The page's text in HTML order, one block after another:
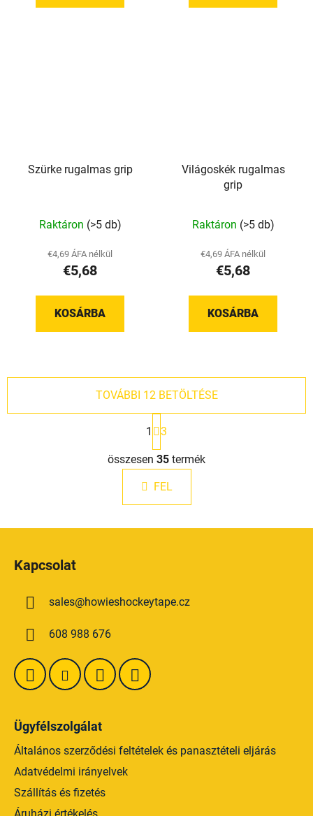
Szürke rugalmas grip
Raktáron (>5 db)
€4,69 ÁFA nélkül
€5,68
KOSÁRBA
Világoskék rugalmas
grip
termék
átlagos
értékelése
ből
Raktáron (>5 db)
€4,69 ÁFA nélkül
€5,68
KOSÁRBA
L
i
s
t
a
i
í
TOVÁBBI 12 BETÖLTÉSE
a
p
o
z
á
1 3
összesen 35 termék
FEL
Kapcsolat
sales@howieshockeytape.cz
608 988 676
Ügyfélszolgálat
Általános szerződési feltételek és panasztételi eljárás
Adatvédelmi irányelvek
Szállítás és fizetés